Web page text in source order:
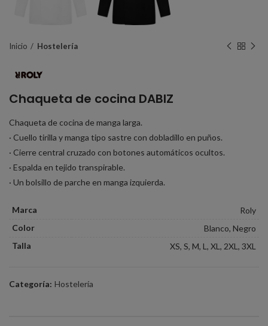
Inicio Hostelería
Chaqueta de cocina DABIZ
Chaqueta de cocina de manga larga.
· Cuello tirilla y manga tipo sastre con dobladillo en puños.
· Cierre central cruzado con botones automáticos ocultos.
· Espalda en tejido transpirable.
· Un bolsillo de parche en manga izquierda.
Marca
Roly
Color
Blanco, Negro
Talla
XS, S, M, L, XL, 2XL, 3XL
Categoría: Hostelería